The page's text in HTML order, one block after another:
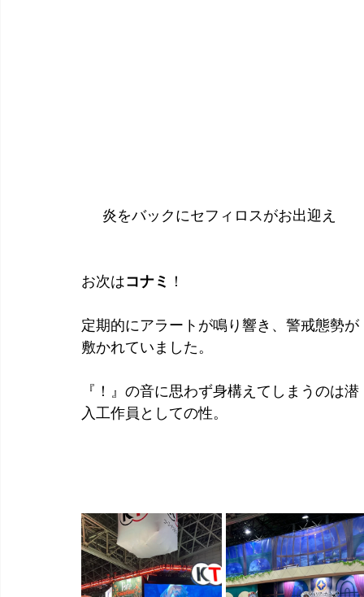
炎をバックにセフィロスがお出迎え
お次はコナミ ！
定期的にアラートが鳴り響き、警戒態勢が
敷かれていました。
『！』の音に思わず身構えてしまうのは潜
入工作員としての性。